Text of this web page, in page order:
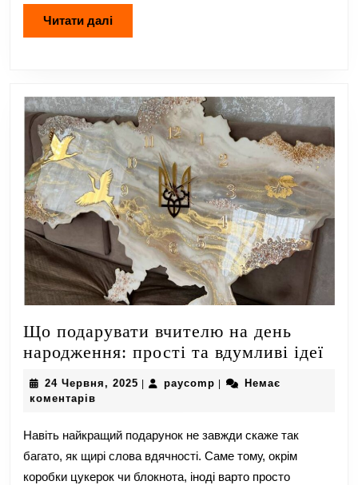
Читати даліЧитати
далі
Що подарувати вчителю на день
народження: прості та вдумливі ідеї
24 Червня, 2025 24
paycomp paycomp
Немає
коментарів
Навіть найкращий подарунок не завжди скаже так
багато, як щирі слова вдячності. Саме тому, окрім
коробки цукерок чи блокнота, іноді варто просто